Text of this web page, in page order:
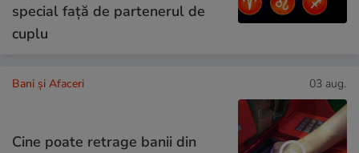
special față de partenerul de
cuplu
Bani și Afaceri 03 aug.
Cine poate retrage banii din